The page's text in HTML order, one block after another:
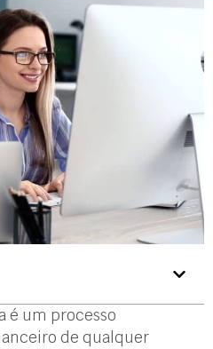
é um processo
de qualquer